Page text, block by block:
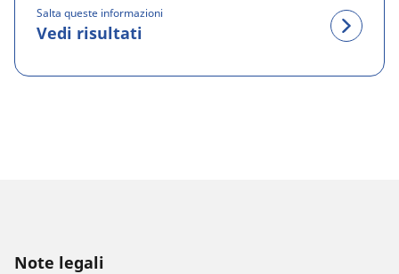
Salta queste informazioni
Vedi risultati
Note legali